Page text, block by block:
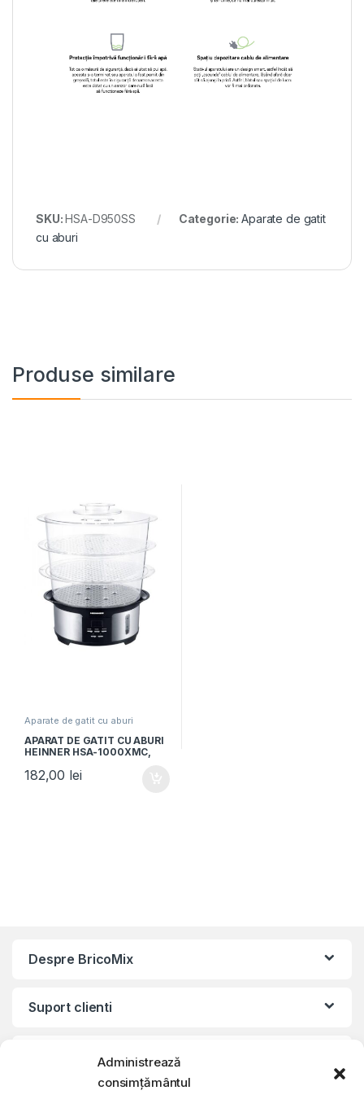
Administrează
consimțământul
SKU:HSA-D950SS Categorie:Aparate de gatit
cu aburi
Produse similare
Aparate de gatit cu aburi
APARAT DE GATIT CU ABURI
HEINNER HSA-1000XMC,
12L, Rezervor apa 1.4L,
Timer, Argintiu/Negru
182,00 lei
Despre BricoMix
Suport clienti
Informatii legale